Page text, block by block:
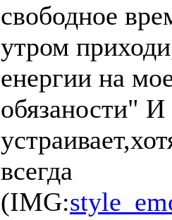
свободное
утром
енергии на
обязаности"
всегда
(IMG: